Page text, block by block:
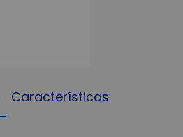
Características